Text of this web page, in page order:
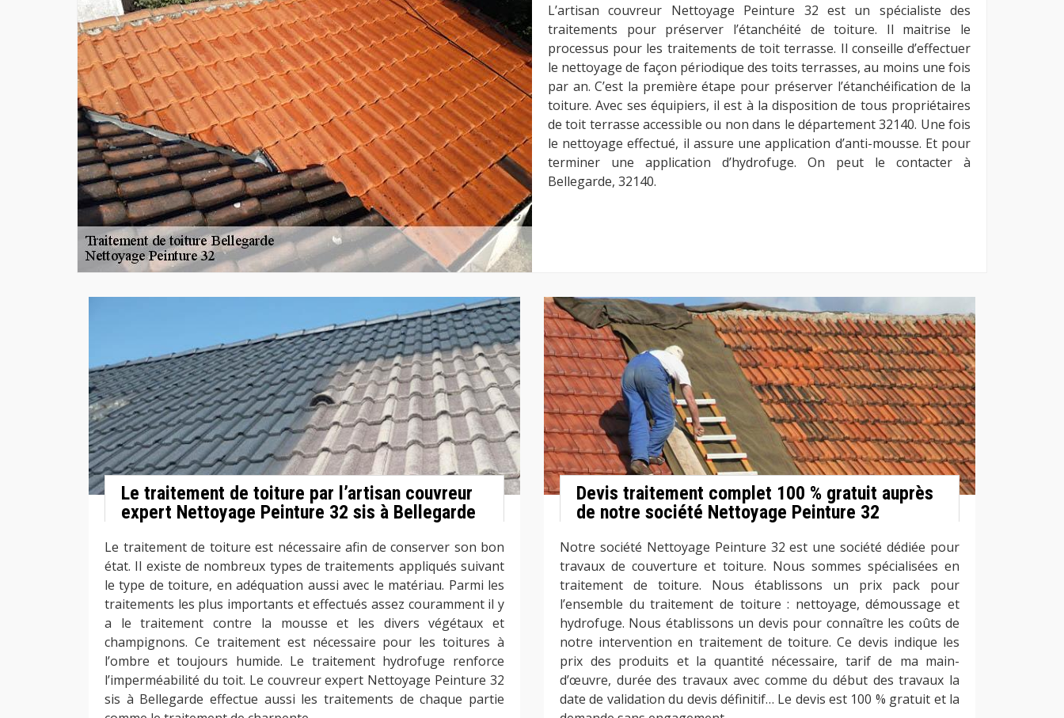
L’artisan couvreur Nettoyage Peinture 32 est un spécialiste des
traitements pour préserver l’étanchéité de toiture. Il maitrise le
processus pour les traitements de toit terrasse. Il conseille d’effectuer
le nettoyage de façon périodique des toits terrasses, au moins une fois
par an. C’est la première étape pour préserver l’étanchéification de la
toiture. Avec ses équipiers, il est à la disposition de tous propriétaires
de toit terrasse accessible ou non dans le département 32140. Une fois
le nettoyage effectué, il assure une application d’anti-mousse. Et pour
terminer une application d’hydrofuge. On peut le contacter à
Bellegarde, 32140.
Le traitement de toiture par l’artisan couvreur
expert Nettoyage Peinture 32 sis à Bellegarde
Le traitement de toiture est nécessaire afin de conserver son bon
état. Il existe de nombreux types de traitements appliqués suivant
le type de toiture, en adéquation aussi avec le matériau. Parmi les
traitements les plus importants et effectués assez couramment il y
a le traitement contre la mousse et les divers végétaux et
champignons. Ce traitement est nécessaire pour les toitures à
l’ombre et toujours humide. Le traitement hydrofuge renforce
l’imperméabilité du toit. Le couvreur expert Nettoyage Peinture 32
sis à Bellegarde effectue aussi les traitements de chaque partie
Devis traitement complet 100 % gratuit auprès
de notre société Nettoyage Peinture 32
Notre société Nettoyage Peinture 32 est une société dédiée pour
travaux de couverture et toiture. Nous sommes spécialisées en
traitement de toiture. Nous établissons un prix pack pour
l’ensemble du traitement de toiture : nettoyage, démoussage et
hydrofuge. Nous établissons un devis pour connaître les coûts de
notre intervention en traitement de toiture. Ce devis indique les
prix des produits et la quantité nécessaire, tarif de ma main-
d’œuvre, durée des travaux avec comme du début des travaux la
date de validation du devis définitif… Le devis est 100 % gratuit et la